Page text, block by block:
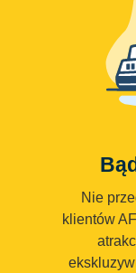
Nie
klientów